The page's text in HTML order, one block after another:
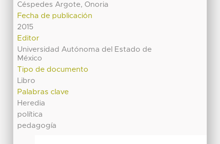
Céspedes Argote, Onoria
Fecha de publicación
2015
Editor
Universidad Autónoma del Estado de
México
Tipo de documento
Libro
Palabras clave
Heredia
política
pedagogía